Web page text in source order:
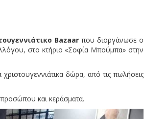
Bazaarπου διοργάνωσε ο
στο κτήριο «Σοφία Μπούμπα» στην
δώρα, από τις πωλήσεις
και κεράσματα.